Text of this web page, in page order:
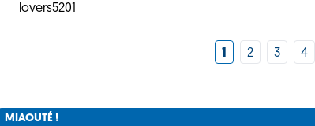
lovers5201
1 2 3 4
MIAOUTÉ !